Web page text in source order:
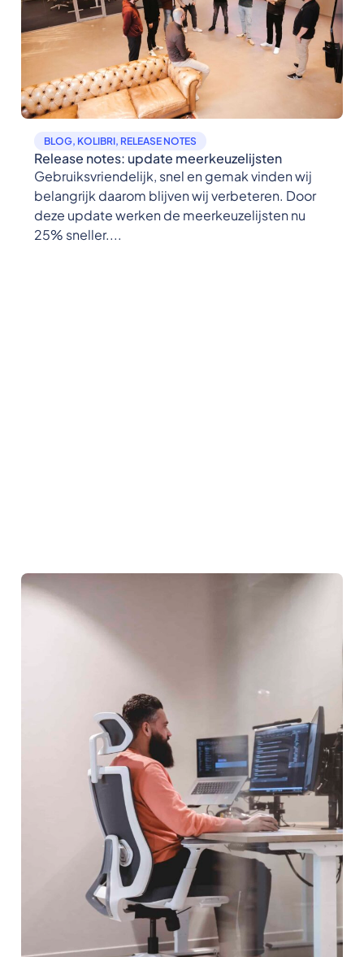
BLOG, KOLIBRI, RELEASE NOTES
Release notes: update meerkeuzelijsten
Gebruiksvriendelijk, snel en gemak vinden wij
belangrijk daarom blijven wij verbeteren. Door
deze update werken de meerkeuzelijsten nu
25% sneller....